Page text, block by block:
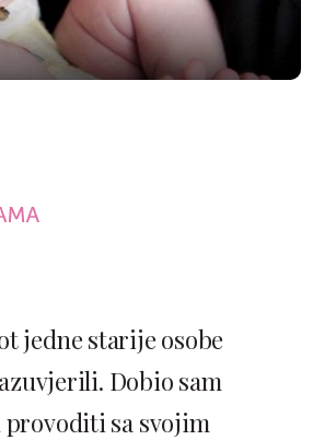
jedne starije osobe
Dobio sam
provoditi sa svojim